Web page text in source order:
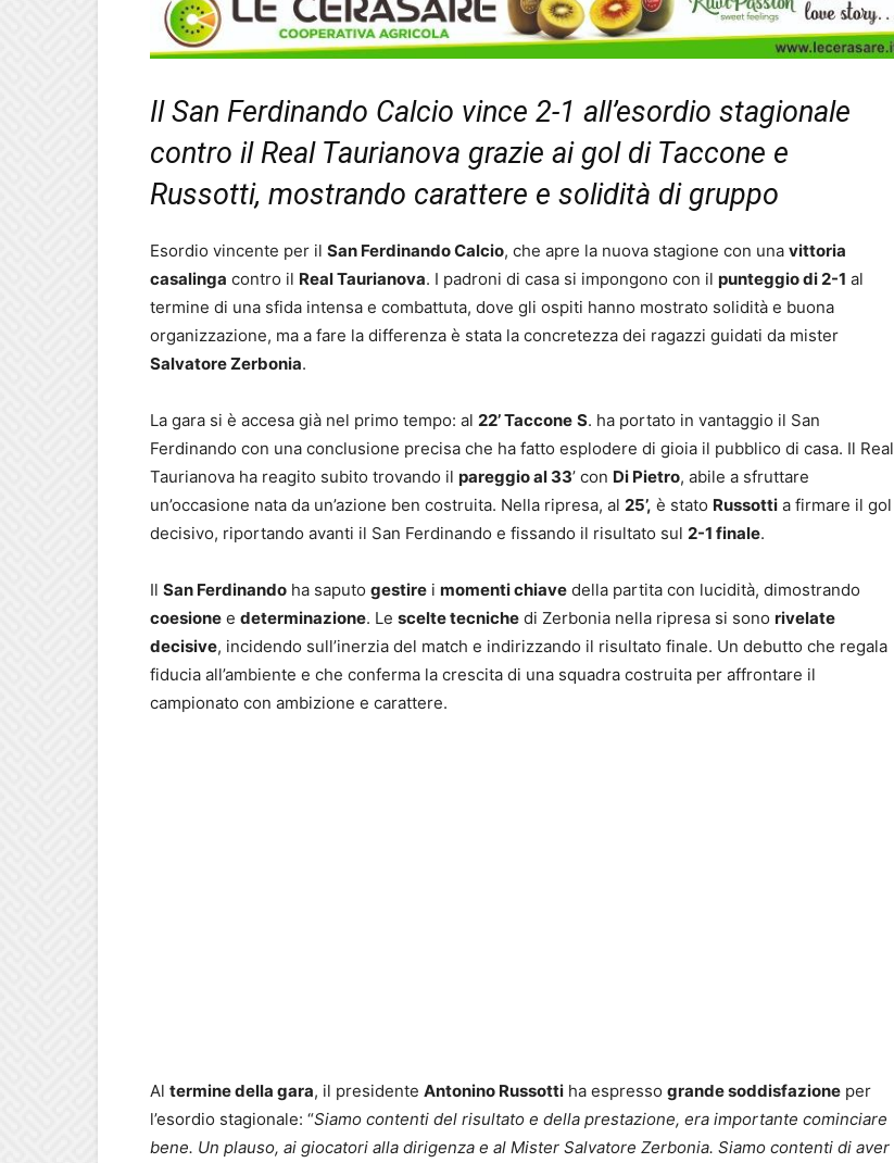
Il San Ferdinando Calcio vince 2-1 all’esordio stagionale
contro il Real Taurianova grazie ai gol di Taccone e
Russotti, mostrando carattere e solidità di gruppo
Esordio vincente per il San Ferdinando Calcio, che apre la nuova stagione con una vittoria
casalinga contro il Real Taurianova. I padroni di casa si impongono con il punteggio di 2-1 al
termine di una sfida intensa e combattuta, dove gli ospiti hanno mostrato solidità e buona
organizzazione, ma a fare la differenza è stata la concretezza dei ragazzi guidati da mister
Salvatore Zerbonia.
La gara si è accesa già nel primo tempo: al 22’ Taccone S. ha portato in vantaggio il San
Ferdinando con una conclusione precisa che ha fatto esplodere di gioia il pubblico di casa. Il Real
Taurianova ha reagito subito trovando il pareggio al 33’ con Di Pietro, abile a sfruttare
un’occasione nata da un’azione ben costruita. Nella ripresa, al 25’, è stato Russotti a firmare il gol
decisivo, riportando avanti il San Ferdinando e fissando il risultato sul 2-1 finale.
Il San Ferdinando ha saputo gestire i momenti chiave della partita con lucidità, dimostrando
coesione e determinazione. Le scelte tecniche di Zerbonia nella ripresa si sono rivelate
decisive, incidendo sull’inerzia del match e indirizzando il risultato finale. Un debutto che regala
fiducia all’ambiente e che conferma la crescita di una squadra costruita per affrontare il
campionato con ambizione e carattere.
Al termine della gara, il presidente Antonino Russotti ha espresso grande soddisfazione per
l’esordio stagionale: “Siamo contenti del risultato e della prestazione, era importante cominciare
bene. Un plauso, ai giocatori alla dirigenza e al Mister Salvatore Zerbonia. Siamo contenti di aver